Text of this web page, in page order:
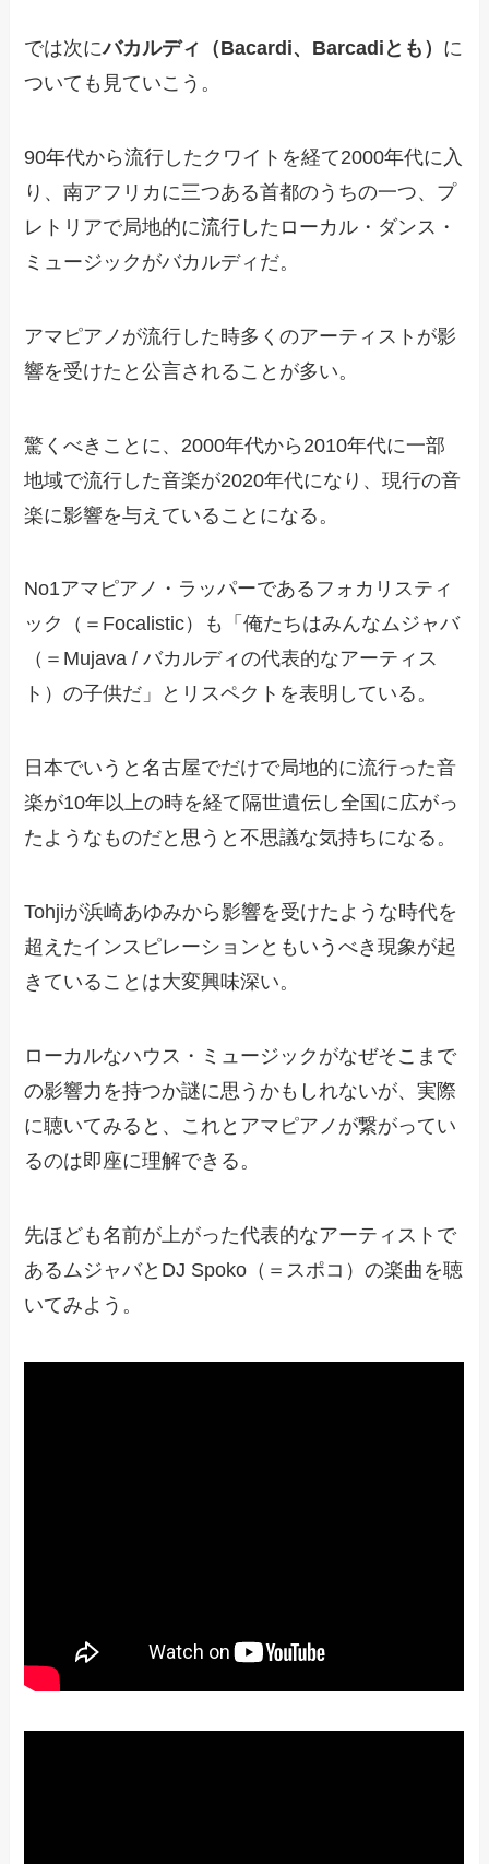
では次にバカルディ（Bacardi、Barcadiとも） に
ついても見ていこう。
90年代から流行したクワイトを経て2000年代に入
り、南アフリカに三つある首都のうちの一つ、プ
レトリアで局地的に流行したローカル・ダンス・
ミュージックがバカルディだ。
アマピアノが流行した時多くのアーティストが影
響を受けたと公言されることが多い。
驚くべきことに、2000年代から2010年代に一部
地域で流行した音楽が2020年代になり、現行の音
楽に影響を与えていることになる。
No1アマピアノ・ラッパーであるフォカリスティ
ック（＝Focalistic）も「俺たちはみんなムジャバ
（＝Mujava / バカルディの代表的なアーティス
ト）の子供だ」とリスペクトを表明している。
日本でいうと名古屋でだけで局地的に流行った音
楽が10年以上の時を経て隔世遺伝し全国に広がっ
たようなものだと思うと不思議な気持ちになる。
Tohjiが浜崎あゆみから影響を受けたような時代を
超えたインスピレーションともいうべき現象が起
きていることは大変興味深い。
ローカルなハウス・ミュージックがなぜそこまで
の影響力を持つか謎に思うかもしれないが、実際
に聴いてみると、これとアマピアノが繋がってい
るのは即座に理解できる。
先ほども名前が上がった代表的なアーティストで
あるムジャバとDJ Spoko（＝スポコ）の楽曲を聴
いてみよう。